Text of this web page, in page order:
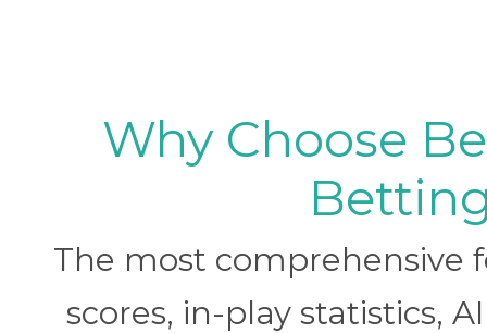
Why Choose
The most
scores, in-play statistics,